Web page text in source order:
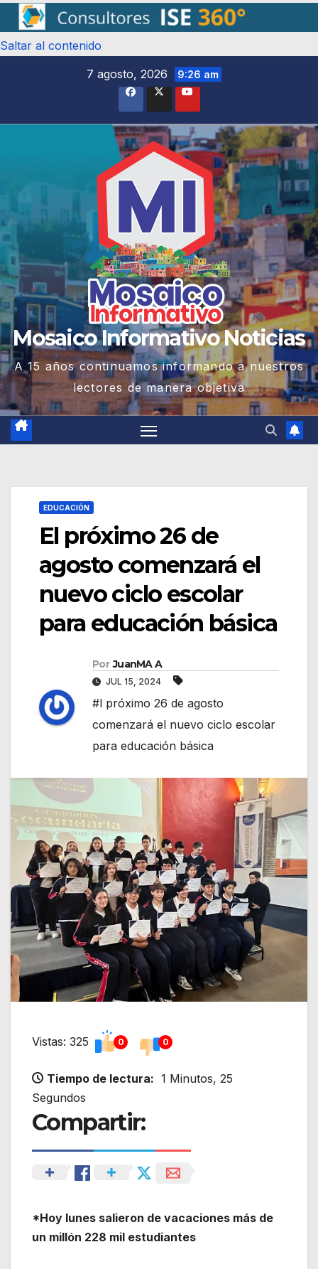
Saltar al contenido
7 agosto, 2026
9:26 am
Mosaico Informativo Noticias
A 15 años continuamos informando a nuestros
lectores de manera objetiva
EDUCACIÓN
El próximo 26 de
agosto comenzará el
nuevo ciclo escolar
para educación básica
Por JuanMA A
JUL 15, 2024
#l próximo 26 de agosto
comenzará el nuevo ciclo escolar
para educación básica
Vistas: 325 0 0
Tiempo de lectura: 1 Minutos, 25
Segundos
Compartir:
*Hoy lunes salieron de vacaciones más de
un millón 228 mil estudiantes